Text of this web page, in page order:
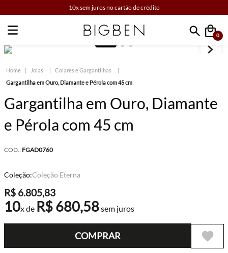
10x sem juros no cartão de crédito
Faça sua busca
0
Joias
Colares e Gargantilhas
Gargantilha em Ouro, Diamante e Pérola com 45 cm
Gargantilha em Ouro, Diamante
e Pérola com 45 cm
COD.: FGAD0760
Coleção:Coleção Eterna
R$ 6.805,83
10x de R$680,58sem juros
COMPRAR